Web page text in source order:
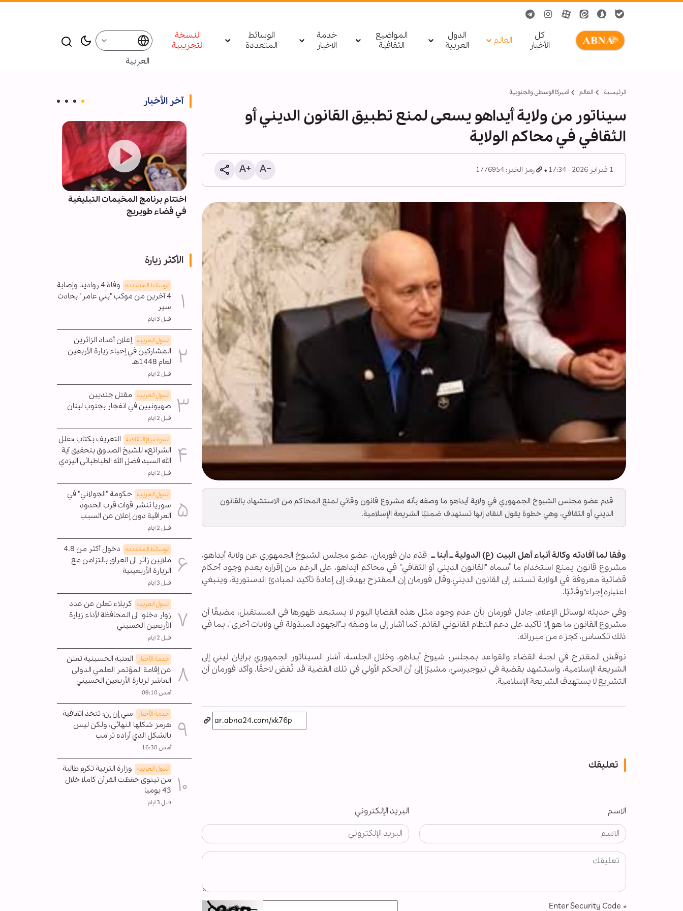
کل
الأخبار
العالم
الدول
العربیة
المواضيع
الثقافية
خدمة
الاخبار
الوسائط
المتعددة
النسخة
التجريبية
العربية
الرئيسية العالم أميركا الوسطى والجنوبية
سيناتور من ولاية أيداهو يسعى لمنع تطبيق القانون الديني أو
الثقافي في محاكم الولاية
1 فبراير 2026 - 17:34 رمز الخبر: 1776954
قدم عضو مجلس الشيوخ الجمهوري في ولاية أيداهو ما وصفه بأنه مشروع قانون وقائي لمنع المحاكم من الاستشهاد بالقانون
الديني أو الثقافي، وهي خطوة يقول النقاد إنها تستهدف ضمنيًا الشريعة الإسلامية.
وفقا لما أفادته وكالة أنباء أهل البيت (ع) الدولية ــ أبنا ــ قدّم دان فورمان، عضو مجلس الشيوخ الجمهوري عن ولاية أيداهو،
مشروع قانون يمنع استخدام ما أسماه "القانون الديني أو الثقافي" في محاكم أيداهو، على الرغم من إقراره بعدم وجود أحكام
قضائية معروفة في الولاية تستند إلى القانون الديني.وقال فورمان إن المقترح يهدف إلى إعادة تأكيد المبادئ الدستورية، وينبغي
اعتباره إجراءً وقائيًا.
وفي حديثه لوسائل الإعلام، جادل فورمان بأن عدم وجود مثل هذه القضايا اليوم لا يستبعد ظهورها في المستقبل، مضيفًا أن
مشروع القانون ما هو إلا تأكيد على دعم النظام القانوني القائم. كما أشار إلى ما وصفه بـ"الجهود المبذولة في ولايات أخرى"، بما في
ذلك تكساس، كجزء من مبرراته.
نوقش المقترح في لجنة القضاء والقواعد بمجلس شيوخ أيداهو. وخلال الجلسة، أشار السيناتور الجمهوري برايان ليني إلى
الشريعة الإسلامية، واستشهد بقضية في نيوجيرسي، مشيرًا إلى أن الحكم الأولي في تلك القضية قد نُقض لاحقًا. وأكد فورمان أن
التشريع لا يستهدف الشريعة الإسلامية.
تعليقك
الاسم البريد الإلكتروني
*
آخر الأخبار
4091 خرقا للكيان الصهيوني لوقف
النار في غزة
اختتام برنامج المخيمات التبليغية
في قضاء طويريج
الأكثر زيارة
الوسائط المتعدده
وفاة 4 رواديد وإصابة
4 آخرين من موكب "بني عامر" بحادث
سير
قبل 3 ايام
الدول العربیه إعلان أعداد الزائرين
المشاركين في إحياء زيارة الأربعين
لعام 1448هـ
قبل 2 ايام
الدول العربیه مقتل جنديين
صهيونيين في انفجار بجنوب لبنان
قبل 2 ايام
المواضیع الثقافية التعريف بكتاب «علل
الشرائع» للشيخ الصدوق بتحقيق آية
الله السيد فضل الله الطباطبائي اليزدي
قبل 2 ايام
الدول العربیه حكومة "الجولاني" في
سوريا تنشر قوات قرب الحدود
العراقية دون إعلان عن السبب
قبل 2 ايام
الوسائط المتعدده
دخول أكثر من 4.8
ملايين زائر الى العراق بالتزامن مع
الزيارة الأربعينية
قبل 3 ايام
الدول العربیه كربلاء تعلن عن عدد
زوار دخلوا الى المحافظة لأداء زيارة
الأربعين الحسيني
قبل 2 ايام
خدمة الأخبار
العتبة الحسينية تعلن
عن إقامة المؤتمر العلمي الدولي
العاشر لزيارة الأربعين الحسيني
أمس 09:10
خدمة الأخبار
سي إن إن: تتخذ اتفاقية
هرمز شكلها النهائي، ولكن ليس
بالشكل الذي أراده ترامب
أمس 16:30
الدول العربیه وزارة التربية تكرم طالبة
من نينوى حفظت القرآن كاملا خلال
43 يوميا
قبل 3 ايام